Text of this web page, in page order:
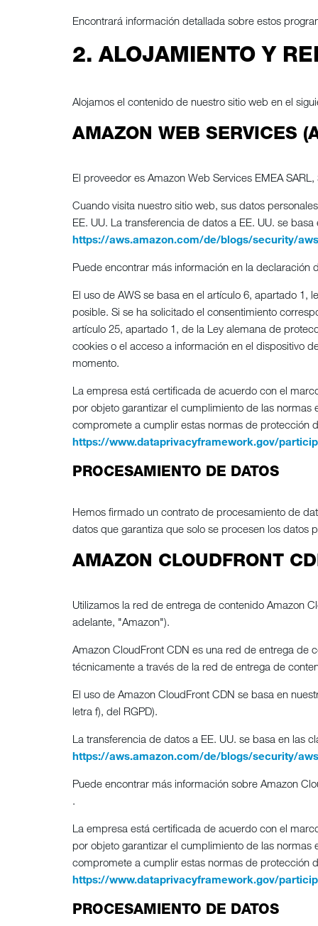
Encontrará información detallada sobre estos
2. ALOJAMIENTO Y
Alojamos el contenido de nuestro sitio web en el
AMAZON WEB SERVICES
El proveedor es Amazon Web Services EMEA
Cuando visita nuestro sitio web, sus datos
EE. UU. La transferencia de datos a EE. UU. se
https://aws.amazon.com/de/blogs/security/
Puede encontrar más información en la
El uso de AWS se basa en el artículo 6, apartado 1,
posible. Si se ha solicitado el consentimiento
artículo 25, apartado 1, de la Ley alemana de
cookies o el acceso a información en el dispositivo
momento.
La empresa está certificada de acuerdo con el
por objeto garantizar el cumplimiento de las
compromete a cumplir estas normas de protección
https://www.dataprivacyframework.gov/
PROCESAMIENTO DE DATOS
Hemos firmado un contrato de procesamiento de
datos que garantiza que solo se procesen los datos
AMAZON CLOUDFRONT
Utilizamos la red de entrega de contenido Amazon
adelante, "Amazon").
Amazon CloudFront CDN es una red de entrega de
técnicamente a través de la red de entrega de
El uso de Amazon CloudFront CDN se basa en
letra f), del RGPD).
La transferencia de datos a EE. UU. se basa en las
https://aws.amazon.com/de/blogs/security/
Puede encontrar más información sobre Amazon
.
La empresa está certificada de acuerdo con el
por objeto garantizar el cumplimiento de las
compromete a cumplir estas normas de protección
https://www.dataprivacyframework.gov/
PROCESAMIENTO DE DATOS